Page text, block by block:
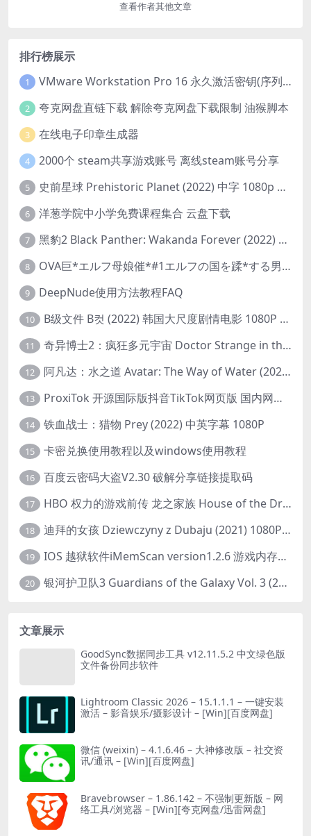
查看作者其他文章
排行榜展示
1 VMware Workstation Pro 16 永久激活密钥(序列号)
2 夸克网盘直链下载 解除夸克网盘下载限制 油猴脚本
3 在线电子印章生成器
4 2000个 steam共享游戏账号 离线steam账号分享
5 史前星球 Prehistoric Planet (2022) 中字 1080p 高清 阿里云盘 2022.5.27已更新全集
6 洋葱学院中小学免费课程集合 云盘下载
7 黑豹2 Black Panther: Wakanda Forever (2022) 高清版
8 OVA巨*エルフ母娘催*#1エルフの国を蹂*する男。汚された女王と姫
9 DeepNude使用方法教程FAQ
10 B级文件 B컷 (2022) 韩国大尺度剧情电影 1080P 中字
11 奇异博士2：疯狂多元宇宙 Doctor Strange in the Multiverse of Madness (2022) 高清版1080p
12 阿凡达：水之道 Avatar: The Way of Water (2022) 1080p 2k 4k 中文字幕
13 ProxiTok 开源国际版抖音TikTok网页版 国内网络直连
14 铁血战士：猎物 Prey (2022) 中英字幕 1080P
15 卡密兑换使用教程以及windows使用教程
16 百度云密码大盗V2.30 破解分享链接提取码
17 HBO 权力的游戏前传 龙之家族 House of the Dragon (2022) 中字 1080P 更新4集
18 迪拜的女孩 Dziewczyny z Dubaju (2021) 1080P 中字
19 IOS 越狱软件iMemScan version1.2.6 游戏内存修改器
20 银河护卫队3 Guardians of the Galaxy Vol. 3 (2023)4K高清资源1080p只分享精品
文章展示
GoodSync数据同步工具 v12.11.5.2 中文绿色版
文件备份同步软件
Lightroom Classic 2026 – 15.1.1.1 – 一键安装
激活 – 影音娱乐/摄影设计 – [Win][百度网盘]
微信 (weixin) – 4.1.6.46 – 大神修改版 – 社交资
讯/通讯 – [Win][百度网盘]
Bravebrowser – 1.86.142 – 不强制更新版 – 网
络工具/浏览器 – [Win][夸克网盘/迅雷网盘]